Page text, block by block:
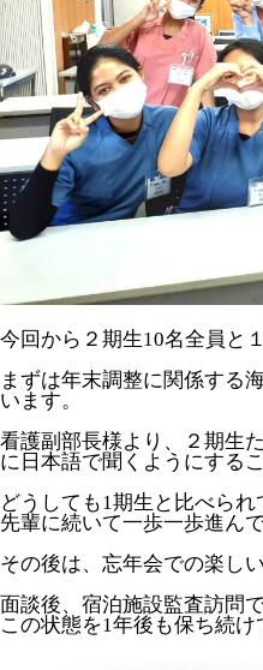
今回から２期生10名全員と
まずは年末調整に関係する
います。
看護副部長様より、２期生
に日本語で聞くようにする
どうしても1期生と比べら
先輩に続いて一歩一歩進ん
その後は、忘年会での楽し
面談後、宿泊施設監査訪問
この状態を1年後も保ち続け